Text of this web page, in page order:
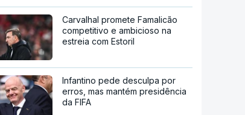
Carvalhal promete Famalicão
competitivo e ambicioso na
estreia com Estoril
Infantino pede desculpa por
erros, mas mantém presidência
da FIFA